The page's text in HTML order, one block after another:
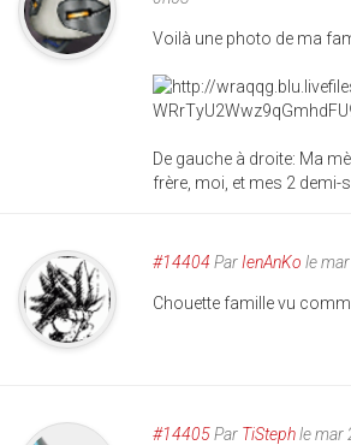
Voilà une photo de ma
De gauche à droite: Ma
frère, moi, et mes 2 demi-
#14404 Par IenAnKo le
Chouette famille vu
#14405Par TiStephle mar